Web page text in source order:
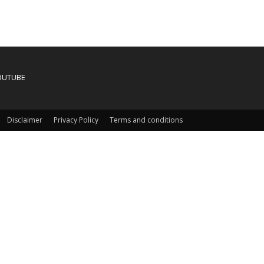
Disclaimer Privacy Policy Terms and conditions